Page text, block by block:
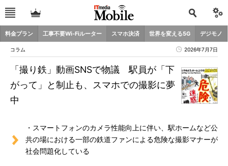
料金プラン 工事不要Wi-Fiルーター スマホ決済 世界を変える5G デジモノ
コラム 2026年7月7日
「撮り鉄」動画SNSで物議 駅員が「下
がって」と制止も、スマホでの撮影に夢
中
・スマートフォンのカメラ性能向上に伴い、駅ホームなど公
共の場における一部の鉄道ファンによる危険な撮影マナーが
社会問題化している